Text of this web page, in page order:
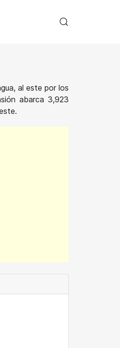
al este por los
abarca 3,923